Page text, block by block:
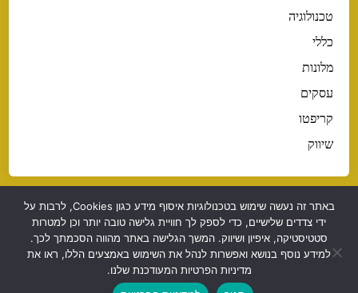
טכנולוגיה
כללי
מלונות
עסקים
קריפטו
שיווק
כל האמור באתר זה אינו משמש כייעוץ או תחליף לייעוץ ועל הקורא
לפנות למומחה בתחום הרלוונטי ולקבל ייעוץ מקצועי!
באתר זה נעשה שימוש בטכנולוגיות איסוף מידע כגון Cookies, לרבות על
ידי צדדים שלישיים, כדי לספק לך חוויית גלישה טובה יותר וכן למטרות
סטטיסטיקה, איפיון ושיווק. המשך הגלישה באתר מהווה הסכמתך לכך.
למידע נוסף בנושא ואפשרות לנהל את השימוש באמצעים הללו, ראו את
מדיניות הפרטיות המעודכנת שלנו.